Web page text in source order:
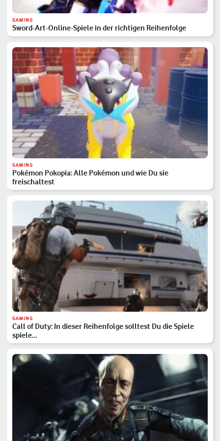
GAMING
Sword-Art-Online-Spiele in der richtigen Reihenfolge
GAMING
Pokémon Pokopia: Alle Pokémon und wie Du sie
freischaltest
GAMING
Call of Duty: In dieser Reihenfolge solltest Du die Spiele
spiele…